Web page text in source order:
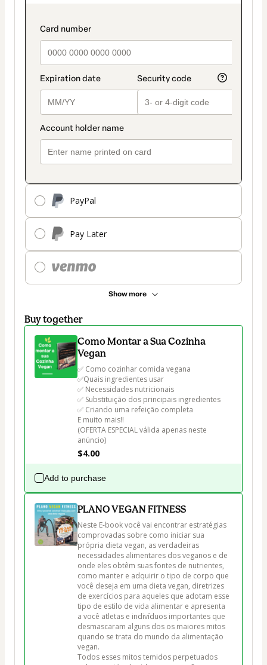
payment_data.section_title_v2
PayPal
Pay Later
Show more
method
Buy together
Como Montar a Sua Cozinha
Vegan
✅ Como cozinhar comida vegana
✅Quais ingredientes usar
✅ Necessidades nutricionais
✅ Substituição dos principais ingredientes
✅ Criando uma refeição completa
E muito mais!!
(OFERTA ESPECIAL válida apenas neste
anúncio)
$4.00
Add to purchase
PLANO VEGAN FITNESS
Neste E-book você vai encontrar estratégias
comprovadas sobre como iniciar sua
própria dieta vegan, as verdadeiras
necessidades alimentares dos veganos e de
onde eles obtêm suas fontes de nutrientes,
como manter e adquirir o tipo de corpo que
você deseja em uma dieta vegan, diretrizes
de exercícios para aqueles que adotam esse
tipo de estilo de vida alimentar e apresenta
a você atletas e indivíduos importantes que
desmascaram alguns dos os maiores mitos
quando se trata do mundo da alimentação
vegan.
Todos esses mitos temidos perpetuados